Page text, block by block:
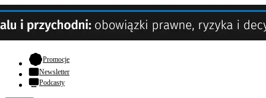
Promocje- otwiera się w nowej karcie
Newsletter
Podcasty